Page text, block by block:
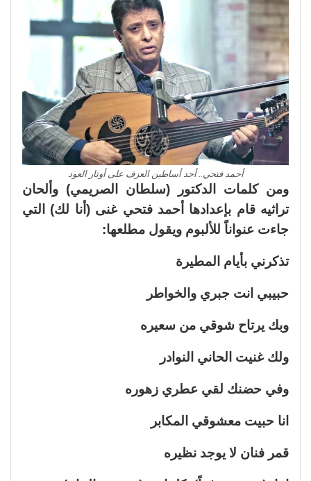
أحمد فتحي.. أحد أساطين العزف على أوتار العود
ومن كلمات الدكتور (سلطان الصريمي) وألحان
تراثيه قام بإعدادها أحمد فتحي غنى (أنا لك) التي
جاءت عنواناً للألبوم ويقول مطلعها:
تذكرني بأيام المطيرة
حبيبي انت جبري والخواطر
وبك يرتاح شوقي من سعيره
ولك غنيت الحاني النوادر
وفي حضنك لقي عطري زهوره
انا حبيت معشوقي المكابر
قمر فنان لا يوجد نظيره